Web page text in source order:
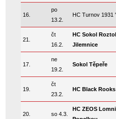
16.
po
13.2.
HC Turnov 1931
21.
čt
16.2.
HC Sokol
Jilemnice
17.
ne
19.2.
Sokol Těpeře
19.
čt
23.2.
HC Black
20. so 4.3.
HC ZEOS